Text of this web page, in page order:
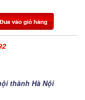
thành Hà Nội